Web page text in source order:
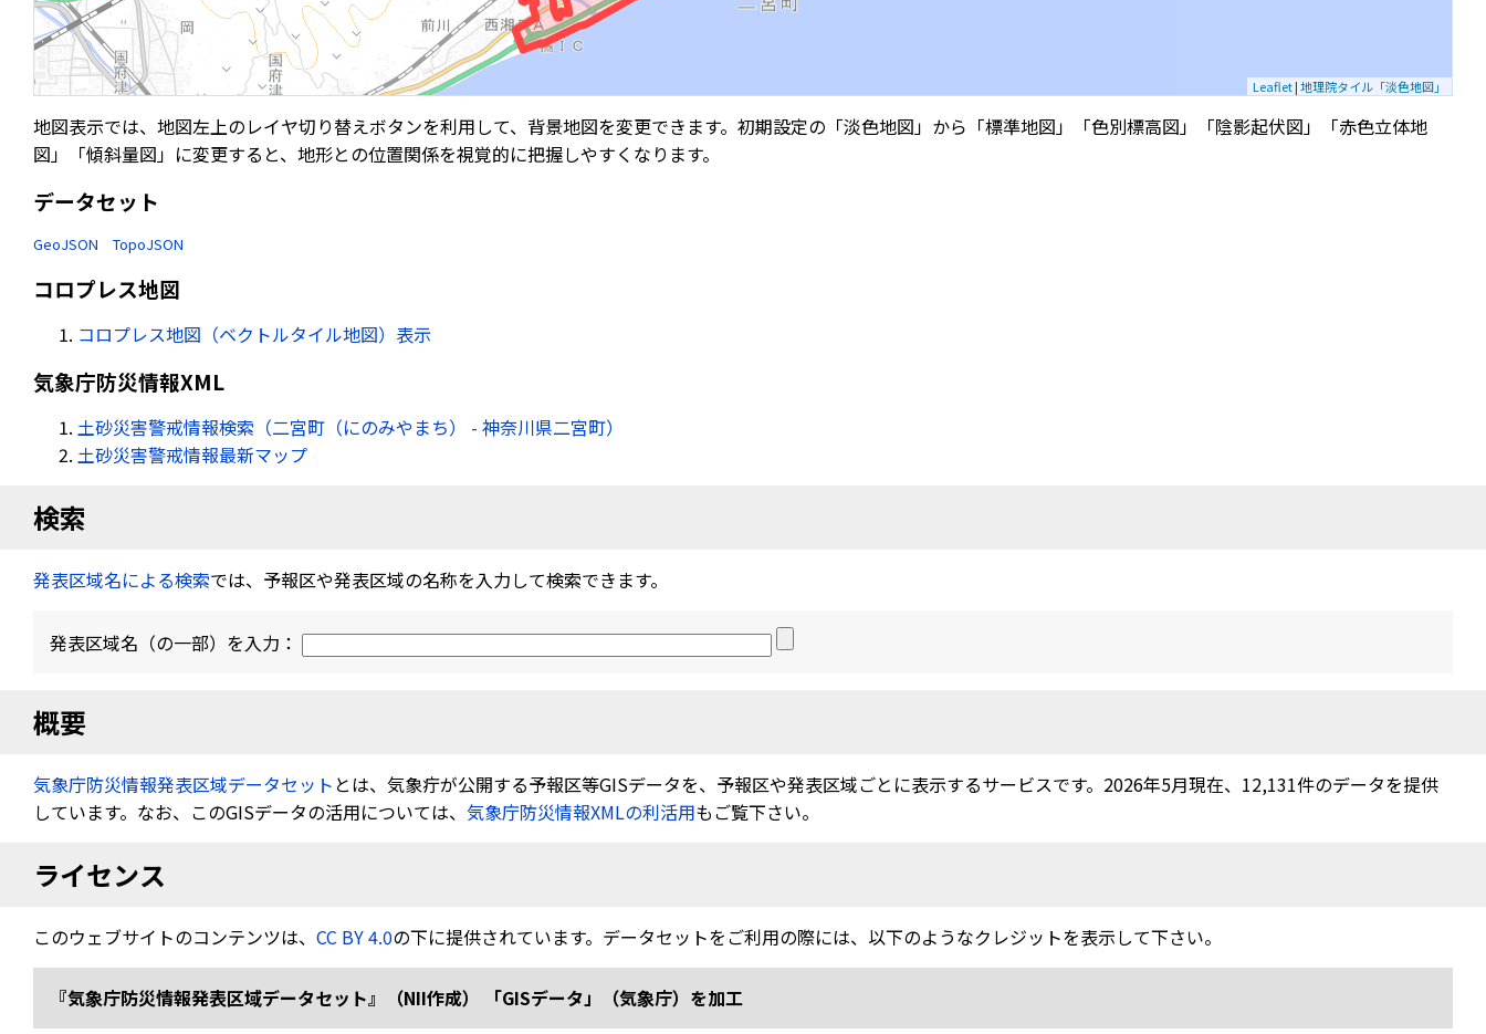
Leaflet|地理院タイル「淡色地図」
地図表示では、地図左上のレイヤ切り替えボタンを利用して、背景地図を変更できます。初期設定の「淡色地図」から「標準地図」「色別標高図」「陰影起伏図」「赤色立体地
図」「傾斜量図」に変更すると、地形との位置関係を視覚的に把握しやすくなります。
データセット
GeoJSON TopoJSON
コロプレス地図
コロプレス地図（ベクトルタイル地図）表示
気象庁防災情報XML
土砂災害警戒情報検索（二宮町（にのみやまち） - 神奈川県二宮町）
土砂災害警戒情報最新マップ
検索
発表区域名による検索では、予報区や発表区域の名称を入力して検索できます。
発表区域名（の一部）を入力：
概要
気象庁防災情報発表区域データセット とは、気象疔が公開する予報区等GISデータを、予報区や発表区域ごとに表示するサービスです。2026年5月現在、12,131件のデータを提供
しています。なお、このGISデータの活用については、 気象庁防災情報XMLの利活用もご覧下さい。
ライセンス
このウェブサイトのコンテンツは、 CC BY 4.0の下に提供されています。データセットをご利用の際には、以下のようなクレジットを表示して下さい。
『気象庁防災情報発表区域データセット』（NII作成） 「GISデータ」（気象庁）を加工